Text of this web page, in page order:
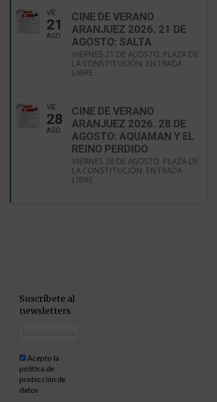
VIE
21
AGO
CINE DE VERANO
ARANJUEZ 2026. 21 DE
AGOSTO: SALTA
VIERNES 21 DE AGOSTO. PLAZA DE
LA CONSTITUCIÓN. ENTRADA
LIBRE
VIE
28
AGO
CINE DE VERANO
ARANJUEZ 2026. 28 DE
AGOSTO: AQUAMAN Y EL
REINO PERDIDO
VIERNES 28 DE AGOSTO. PLAZA DE
LA CONSTITUCIÓN. ENTRADA
LIBRE
Suscríbete al
newsletters
Acepto la
política de
protección de
datos